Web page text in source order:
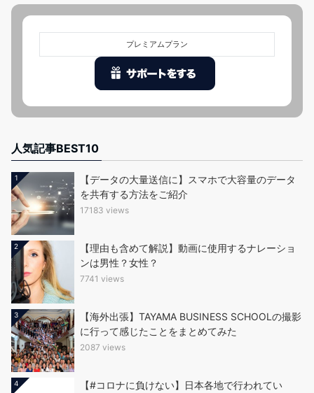
プレミアムプラン
人気記事BEST10
1
【データの大量送信に】スマホで大容量のデータ
を共有する方法をご紹介
17183 views
2
【理由も含めて解説】動画に使用するナレーショ
ンは男性？女性？
7741 views
3
【海外出張】TAYAMA BUSINESS SCHOOLの撮影
に行って感じたことをまとめてみた
2087 views
4
【#コロナに負けない】日本各地で行われてい